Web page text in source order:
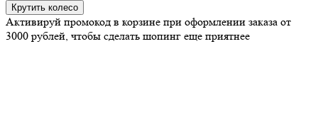
Крутить колесо
Активируй промокод в корзине при оформлении заказа от
3000 рублей, чтобы сделать шопинг еще приятнее